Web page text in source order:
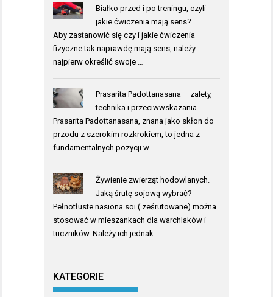
Białko przed i po treningu, czyli
jakie ćwiczenia mają sens?
Aby zastanowić się czy i jakie ćwiczenia
fizyczne tak naprawdę mają sens, należy
najpierw określić swoje …
Prasarita Padottanasana – zalety,
technika i przeciwwskazania
Prasarita Padottanasana, znana jako skłon do
przodu z szerokim rozkrokiem, to jedna z
fundamentalnych pozycji w …
Żywienie zwierząt hodowlanych.
Jaką śrutę sojową wybrać?
Pełnotłuste nasiona soi ( ześrutowane) można
stosować w mieszankach dla warchlaków i
tuczników. Należy ich jednak …
KATEGORIE